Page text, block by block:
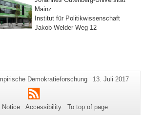
Mainz
Institut für Politikwissenschaft
Jakob-Welder-Weg 12
Additional
information
about
this
Demokratieforschung
Last
13. Juli 2017
RSS
Notice Accessibility To top of page